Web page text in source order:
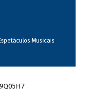
Musicais